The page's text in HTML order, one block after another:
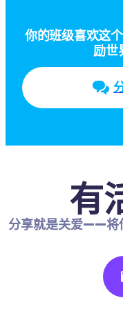
你的班级喜欢这
励世
有
分享就是关爱——将